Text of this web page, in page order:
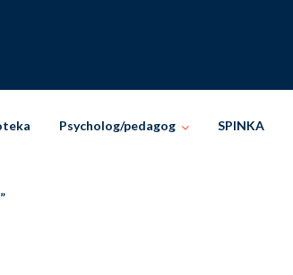
Psycholog/pedagog SPINKA